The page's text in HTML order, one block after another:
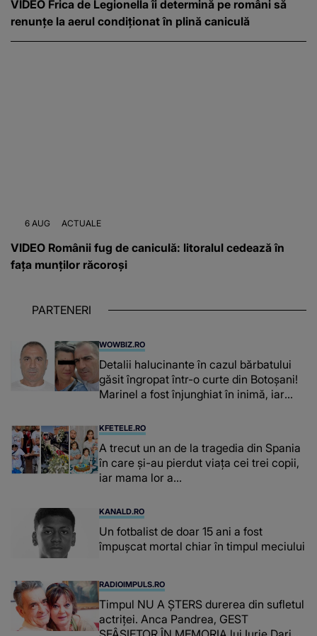
VIDEO Frica de Legionella îi determină pe români să
renunțe la aerul condiționat în plină caniculă
6 AUG ACTUALE
VIDEO Românii fug de caniculă: litoralul cedează în
fața munților răcoroși
PARTENERI
WOWBIZ.RO
Detalii halucinante în cazul bărbatului
găsit îngropat într-o curte din Botoșani!
Marinel a fost înjunghiat în inimă, iar
suspecți
KFETELE.RO
A trecut un an de la tragedia din Spania
în care și-au pierdut viața cei trei copii,
iar mama lor a…
KANALD.RO
Un fotbalist de doar 15 ani a fost
împușcat mortal chiar în timpul meciului
RADIOIMPULS.RO
Timpul NU A ȘTERS durerea din sufletul
actriței. Anca Pandrea, GEST